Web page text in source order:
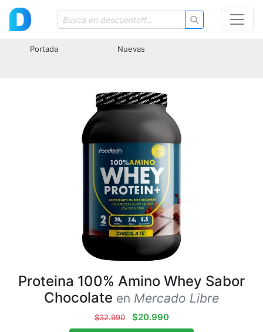
Portada Nuevas
Proteina 100% Amino Whey Sabor
Chocolate en Mercado Libre
$32.990 $20.990